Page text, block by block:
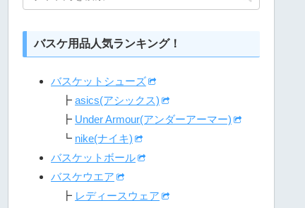
バスケ用品人気ランキング！
バスケットシューズ
┣ asics(アシックス)
┣ Under Armour(アンダーアーマー)
┗ nike(ナイキ)
バスケットボール
バスケウエア
┣ レディースウェア